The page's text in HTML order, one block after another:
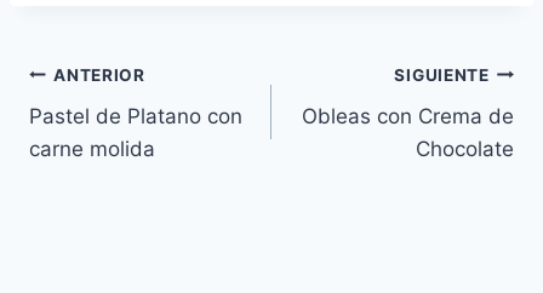
Navegación
de
ANTERIOR
Pastel de Platano con
carne molida
SIGUIENTE
Obleas con Crema de
Chocolate